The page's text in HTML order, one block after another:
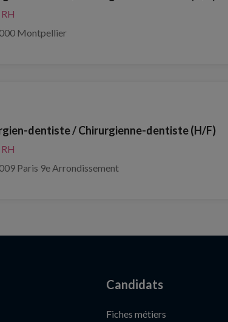
Montpellier
dentiste / Chirurgienne-dentiste (H/F)
Paris 9e Arrondissement
Candidats
Fiches métiers